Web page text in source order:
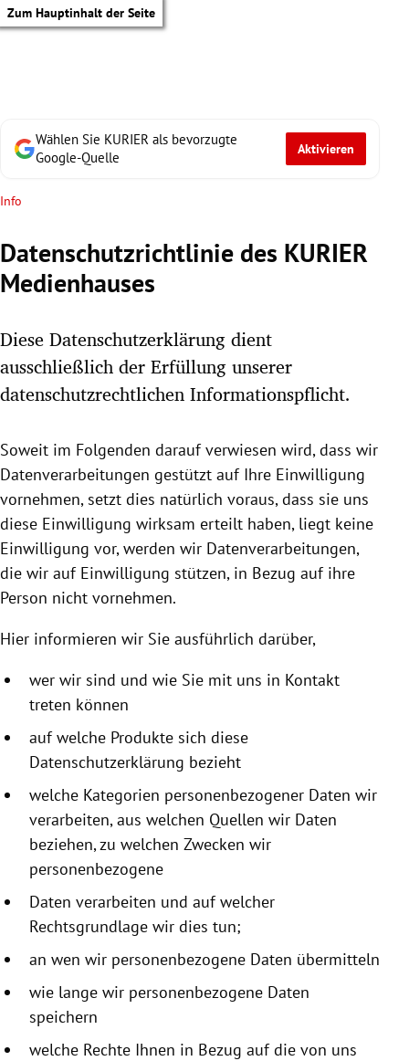
Zum Hauptinhalt der Seite
Untermenü
Untermenü
Untermenü
Untermenü
Untermenü
Untermenü
Untermenü
Untermenü
Wählen Sie KURIER als bevorzugte
Google-Quelle
Aktivieren
Info
Datenschutzrichtlinie des KURIER
Medienhauses
Diese Datenschutzerklärung dient
ausschließlich der Erfüllung unserer
datenschutzrechtlichen Informationspflicht.
Soweit im Folgenden darauf verwiesen wird, dass wir
Datenverarbeitungen gestützt auf Ihre Einwilligung
vornehmen, setzt dies natürlich voraus, dass sie uns
diese Einwilligung wirksam erteilt haben, liegt keine
Einwilligung vor, werden wir Datenverarbeitungen,
die wir auf Einwilligung stützen, in Bezug auf ihre
Person nicht vornehmen.
Hier informieren wir Sie ausführlich darüber,
wer wir sind und wie Sie mit uns in Kontakt
treten können
auf welche Produkte sich diese
Datenschutzerklärung bezieht
welche Kategorien personenbezogener Daten wir
verarbeiten, aus welchen Quellen wir Daten
beziehen, zu welchen Zwecken wir
personenbezogene
Daten verarbeiten und auf welcher
Rechtsgrundlage wir dies tun;
an wen wir personenbezogene Daten übermitteln
wie lange wir personenbezogene Daten
speichern
welche Rechte Ihnen in Bezug auf die von uns